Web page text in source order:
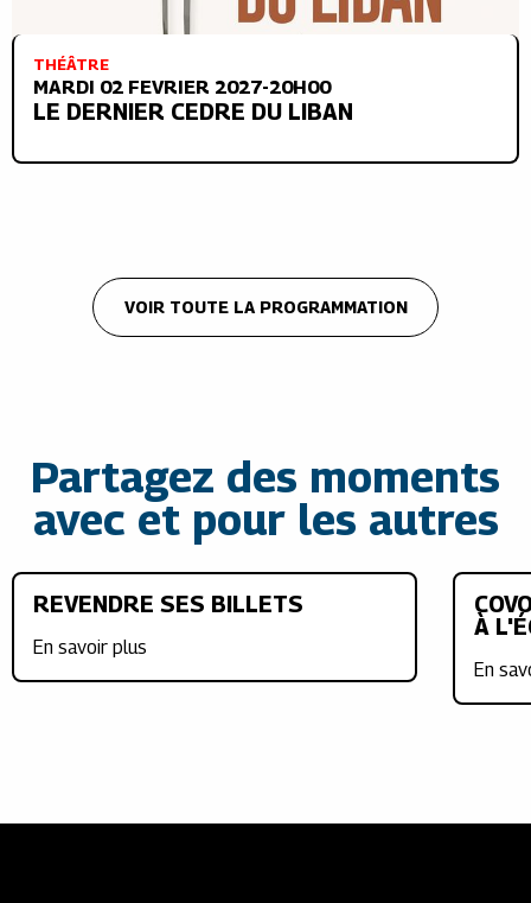
THÉÂTRE
MARDI 02 FEVRIER 2027-20H00
LE DERNIER CEDRE DU LIBAN
VOIR TOUTE LA PROGRAMMATION
Partagez des moments
avec et pour les autres
REVENDRE SES BILLETS
En savoir plus
À
En